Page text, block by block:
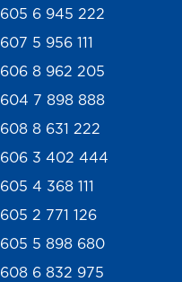
605 6 945 222
607 5 956 111
606 8 962 205
604 7 898 888
608 8 631 222
606 3 402 444
605 4 368 111
605 2 771 126
605 5 898 680
608 6 832 975